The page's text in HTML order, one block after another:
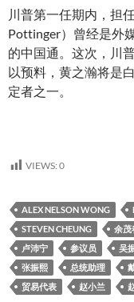
川普第一任期内，担
Pottinger）曾经是外
的中国通。这次，川
以预料，黄之瀚将是
定者之一。
VIEWS: 0
ALEX NELSON WONG
STEVEN CHEUNG
余茂
卢沛宁
参议员 吴
张振熙
总统助理
贸易代表
赵小兰